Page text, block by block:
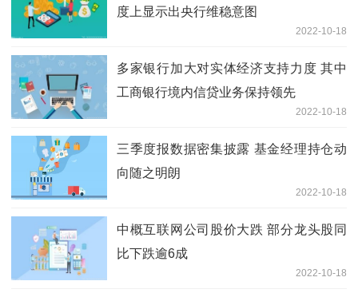
度上显示出央行维稳意图
2022-10-18
多家银行加大对实体经济支持力度 其中
工商银行境内信贷业务保持领先
2022-10-18
三季度报数据密集披露 基金经理持仓动
向随之明朗
2022-10-18
中概互联网公司股价大跌 部分龙头股同
比下跌逾6成
2022-10-18